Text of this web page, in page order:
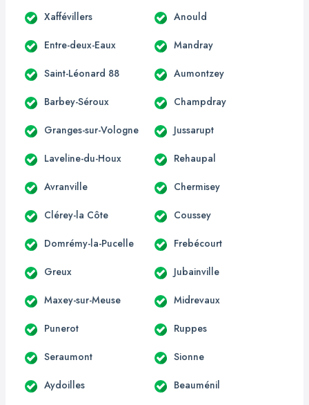
Xaffévillers Anould
Entre-deux-Eaux Mandray
Saint-Léonard 88 Aumontzey
Barbey-Séroux Champdray
Granges-sur-Vologne Jussarupt
Laveline-du-Houx Rehaupal
Avranville Chermisey
Clérey-la Côte Coussey
Domrémy-la-Pucelle Frebécourt
Greux Jubainville
Maxey-sur-Meuse Midrevaux
Punerot Ruppes
Seraumont Sionne
Aydoilles Beauménil